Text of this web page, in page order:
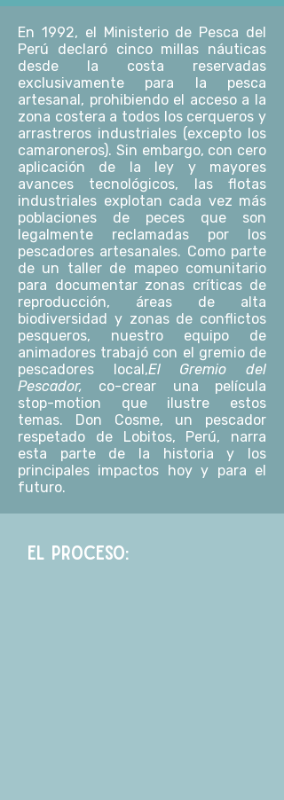
En 1992, el Ministerio de Pesca del
Perú declaró cinco millas náuticas
desde la costa reservadas
exclusivamente para la pesca
artesanal, prohibiendo el acceso a la
zona costera a todos los cerqueros y
arrastreros industriales (excepto los
camaroneros). Sin embargo, con cero
aplicación de la ley y mayores
avances tecnológicos, las flotas
industriales explotan cada vez más
poblaciones de peces que son
legalmente reclamadas por los
pescadores artesanales. Como parte
de un taller de mapeo comunitario
para documentar zonas críticas de
reproducción, áreas de alta
biodiversidad y zonas de conflictos
pesqueros, nuestro equipo de
animadores trabajó con el gremio de
pescadores local,El Gremio del
Pescador, co-crear una película
stop-motion que ilustre estos
temas. Don Cosme, un pescador
respetado de Lobitos, Perú, narra
esta parte de la historia y los
principales impactos hoy y para el
futuro.
EL PROCESO: